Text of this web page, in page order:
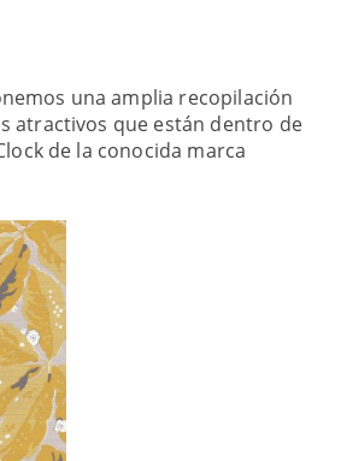
una amplia recopilación
atractivos que están dentro de
de la conocida marca